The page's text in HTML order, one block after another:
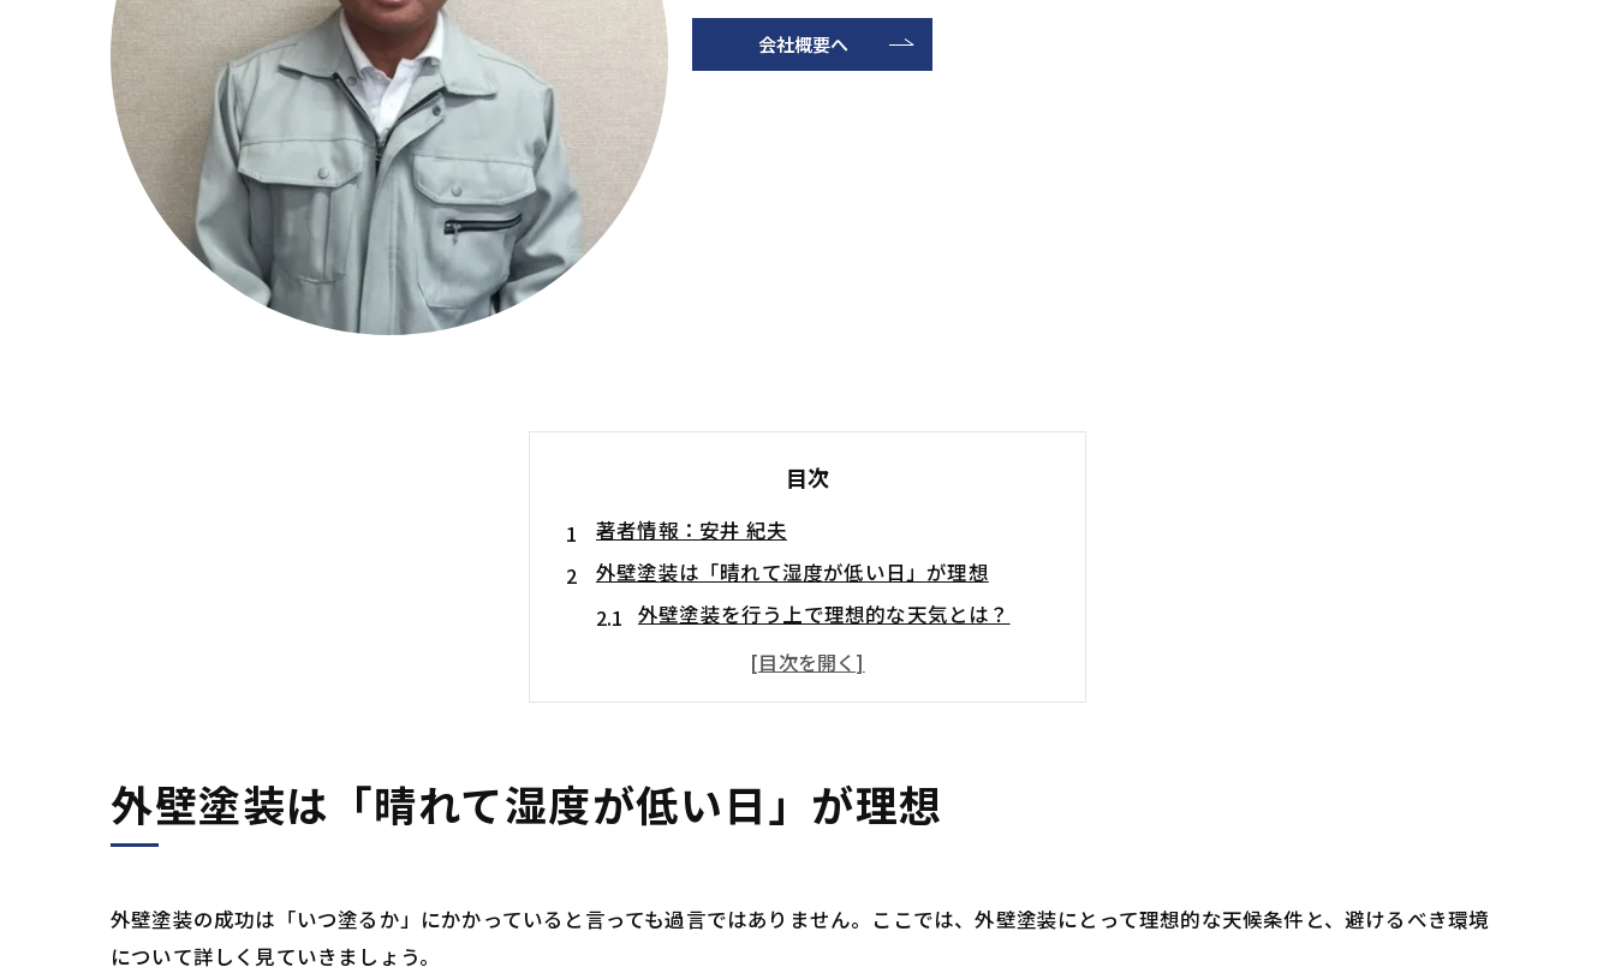
会社概要へ
目次
著者情報：安井 紀夫
外壁塗装は「晴れて湿度が低い日」が理想
外壁塗装を行う上で理想的な天気とは？
気温が5℃未満の日や雨天時は避けるべき
季節ごとのメリット・デメリット
塗料の乾燥・硬化に天候が直結するため
雨や湿気はムラや白化を生む可能性がある
天気による外壁塗装のトラブル例
外壁塗装は「晴れて湿度が低い日」が理想
外壁塗装の成功は「いつ塗るか」にかかっていると言っても過言ではありません。ここでは、外壁塗装にとって理想的な天候条件と、避けるべき環境
について詳しく見ていきましょう。